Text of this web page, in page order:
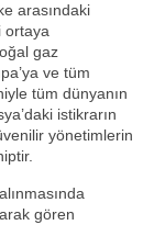
arasındaki
ortaya
gaz
ve tüm
tüm dünyanın
istikrarın
yönetimlerin
gören